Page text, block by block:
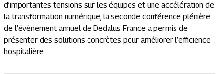
d’importantes tensions sur les équipes et une accélération de
la transformation numérique, la seconde conférence plénière
de l’évènement annuel de Dedalus France a permis de
présenter des solutions concrètes pour améliorer l’efficience
hospitalière. ...